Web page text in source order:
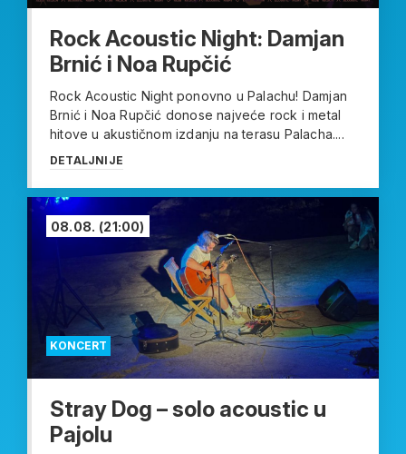
Rock Acoustic Night: Damjan
Brnić i Noa Rupčić
Rock Acoustic Night ponovno u Palachu! Damjan
Brnić i Noa Rupčić donose najveće rock i metal
hitove u akustičnom izdanju na terasu Palacha....
DETALJNIJE
KONCERT
08.08. (21:00)
Stray Dog – solo acoustic u
Pajolu